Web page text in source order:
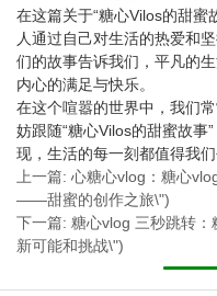
在这篇关于“糖心Vilos的甜蜜
人通过自己对生活的热爱和
们的故事告诉我们，平凡的
内心的满足与快乐。
在这个喧嚣的世界中，我们
妨跟随“糖心Vilos的甜蜜故事
现，生活的每一刻都值得我们
上一篇: 心糖心vlog：糖心
——甜蜜的创作之旅\")
下一篇: 糖心vlog 三秒跳转
新可能和挑战\")